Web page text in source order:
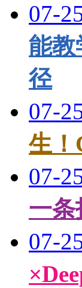
07-
能
径
07-
生！
07-
一条
07-